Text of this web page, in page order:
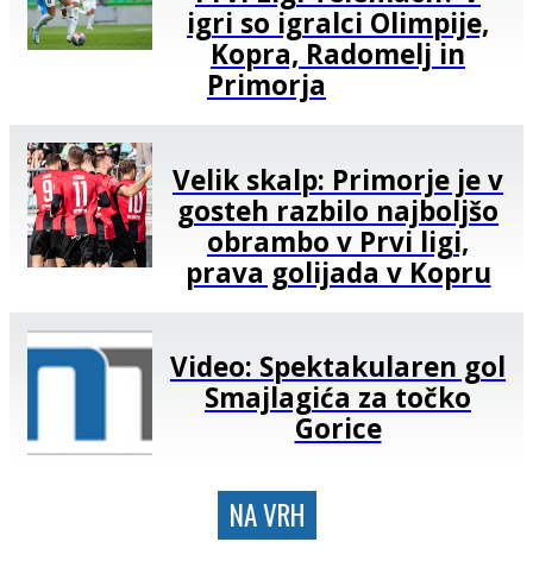
igri so igralci Olimpije,
Kopra, Radomelj in
Primorja
Velik skalp: Primorje je v
gosteh razbilo najboljšo
obrambo v Prvi ligi,
prava golijada v Kopru
Video: Spektakularen gol
Smajlagića za točko
Gorice
NA VRH